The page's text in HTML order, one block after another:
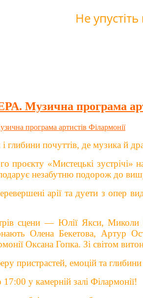
Не
Музична програма
і глибини почуттів, де музика й
проєкту «Мистецькі зустрічі»
незабутню подорож до
арії та дуети з опер
сцени — Юлії Якси, Миколи
Олена Бекетова, Артур
Оксана Гопка. Зі світом
пристрастей, емоцій та
у камерній залі Філармонії!